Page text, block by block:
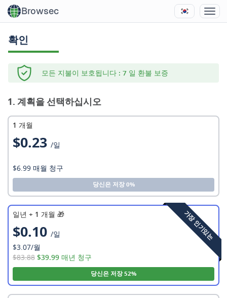
Browsec
확인
모든 지불이 보호됩니다 : 7 일 환불 보증
1. 계획을 선택하십시오
1 개월
$0.23 /일
$6.99 매월 청구
당신은 저장 0%
일년 + 1 개월 🎁
$0.10 /일
$3.07/월
가장 인기있는
$83.88 $39.99 매년 청구
당신은 저장 52%